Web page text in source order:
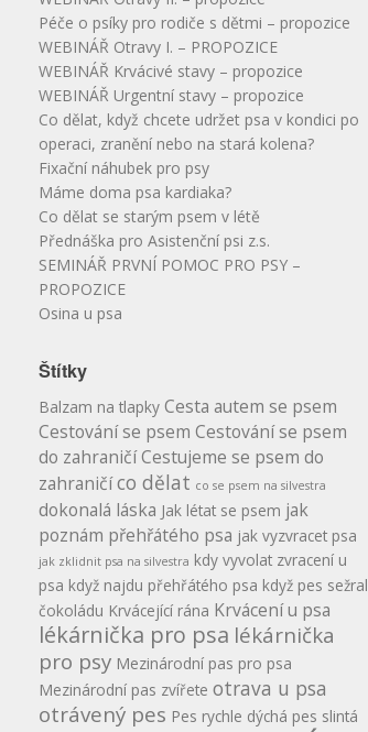
Péče o psíky pro rodiče s dětmi – propozice
WEBINÁŘ Otravy I. – PROPOZICE
WEBINÁŘ Krvácivé stavy – propozice
WEBINÁŘ Urgentní stavy – propozice
Co dělat, když chcete udržet psa v kondici po
operaci, zranění nebo na stará kolena?
Fixační náhubek pro psy
Máme doma psa kardiaka?
Co dělat se starým psem v létě
Přednáška pro Asistenční psi z.s.
SEMINÁŘ PRVNÍ POMOC PRO PSY –
PROPOZICE
Osina u psa
Štítky
Balzam na tlapky Cesta autem se psem
Cestování se psem Cestování se psem
do zahraničíCestujeme se psem do
zahraničíco dělat co se psem na silvestra
dokonalá láska Jak létat se psem jak
poznám přehřátého psa jak vyzvracet psa
jak zklidnit psa na silvestra kdy vyvolat zvracení u
psa když najdu přehřátého psa když pes sežral
čokoládu Krvácející rána Krvácení u psa
lékárnička pro psa lékárnička
pro psy Mezinárodní pas pro psa
Mezinárodní pas zvířete otrava u psa
otrávený pes Pes rychle dýchá pes slintá